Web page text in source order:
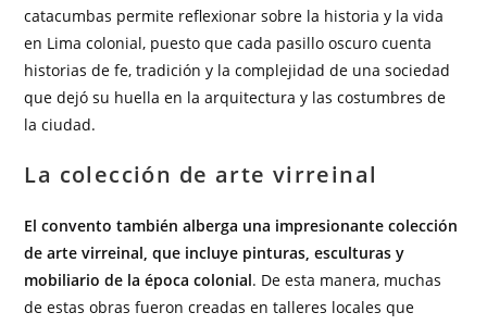
catacumbas permite reflexionar sobre la historia y la vida
en Lima colonial, puesto que cada pasillo oscuro cuenta
historias de fe, tradición y la complejidad de una sociedad
que dejó su huella en la arquitectura y las costumbres de
la ciudad.
La colección de arte virreinal
El convento también alberga una impresionante colección
de arte virreinal, que incluye pinturas, esculturas y
mobiliario de la época colonial. De esta manera, muchas
de estas obras fueron creadas en talleres locales que